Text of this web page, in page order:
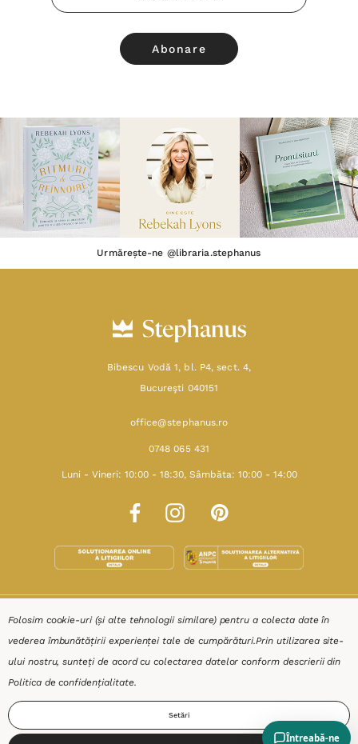
Email
Urmărește-ne @libraria.stephanus
Bibescu Vodă 1, bl. P4, sect. 4,
Bucureşti 040151
office@stephanus.ro
0748 065 431
Luni - Vineri: 10:00 - 18:30, Sâmbăta: 10:00 - 14:00
SHOP
RESURSE
AJUTOR
Folosim cookie-uri (și alte tehnologii similare) pentru a colecta date în
vederea îmbunătățirii experienței tale de cumpărături.Prin utilizarea site-
ului nostru, sunteți de acord cu colectarea datelor conform descrierii din
Politica de confidențialitate.
Setări